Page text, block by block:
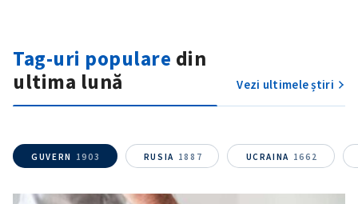
in English
Tag-uri populare din
ultima lună
Vezi ultimele știri
GUVERN 1903 RUSIA 1887 UCRAINA 1662